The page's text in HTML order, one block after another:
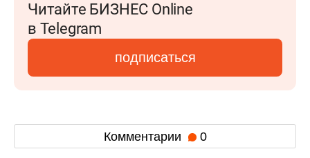
Читайте БИЗНЕС Online
в Telegram
подписаться
Комментарии 0